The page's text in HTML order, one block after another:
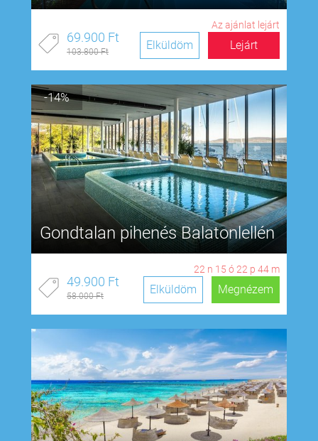
Az ajánlat lejárt
69.900 Ft
103.800 Ft Lejárt
Elküldöm
-14%
Gondtalan pihenés Balatonlellén
22 n 15 ó 22 p 43 m
49.900 Ft
58.000 Ft Megnézem
Elküldöm